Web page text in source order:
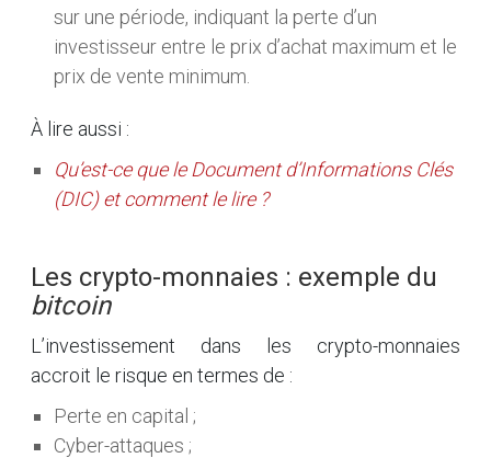
sur une période, indiquant la perte d’un
investisseur entre le prix d’achat maximum et le
prix de vente minimum.
À lire aussi :
Qu’est-ce que le Document d’Informations Clés
(DIC) et comment le lire ?
Les crypto-monnaies : exemple du
bitcoin
L’investissement dans les crypto-monnaies
accroit le risque en termes de :
Perte en capital ;
Cyber-attaques ;